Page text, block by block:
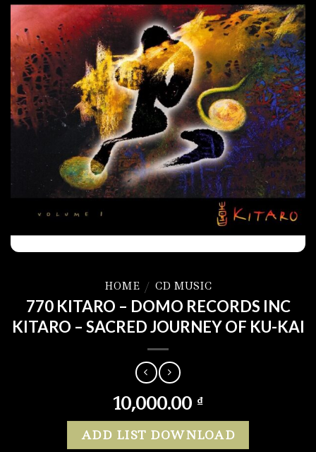
HOME / CD MUSIC
770 KITARO – DOMO RECORDS INC
KITARO – SACRED JOURNEY OF KU-KAI
10,000.00 ₫
ADD LIST DOWNLOAD